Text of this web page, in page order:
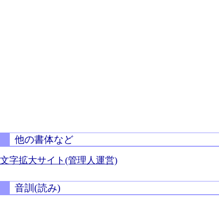
他の書体など
文字拡大サイト(管理人運営)
音訓(読み)